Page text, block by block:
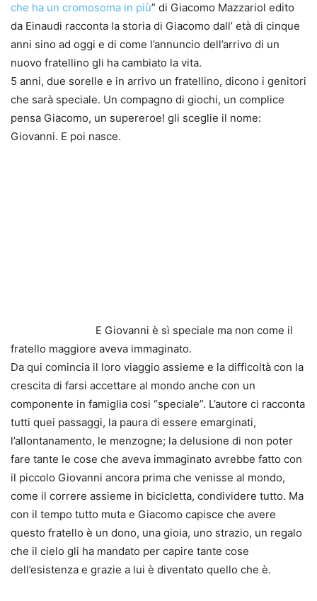
che ha un cromosoma in più” di Giacomo Mazzariol edito
da Einaudi racconta la storia di Giacomo dall’ età di cinque
anni sino ad oggi e di come l’annuncio dell’arrivo di un
nuovo fratellino gli ha cambiato la vita.
5 anni, due sorelle e in arrivo un fratellino, dicono i genitori
che sarà speciale. Un compagno di giochi, un complice
pensa Giacomo, un supereroe! gli sceglie il nome:
Giovanni. E poi nasce.
E Giovanni è sì speciale ma non come il
fratello maggiore aveva immaginato.
Da qui comincia il loro viaggio assieme e la difficoltà con la
crescita di farsi accettare al mondo anche con un
componente in famiglia cosi “speciale”. L’autore ci racconta
tutti quei passaggi, la paura di essere emarginati,
l’allontanamento, le menzogne; la delusione di non poter
fare tante le cose che aveva immaginato avrebbe fatto con
il piccolo Giovanni ancora prima che venisse al mondo,
come il correre assieme in bicicletta, condividere tutto. Ma
con il tempo tutto muta e Giacomo capisce che avere
questo fratello è un dono, una gioia, uno strazio, un regalo
che il cielo gli ha mandato per capire tante cose
dell’esistenza e grazie a lui è diventato quello che è.